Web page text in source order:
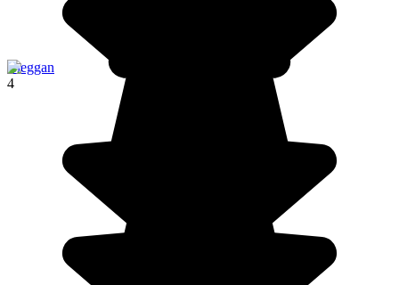
Cleggan
4